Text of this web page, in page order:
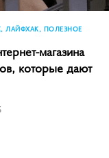
ЛАЙФХАК, ПОЛЕЗНОЕ
магазина
которые дают